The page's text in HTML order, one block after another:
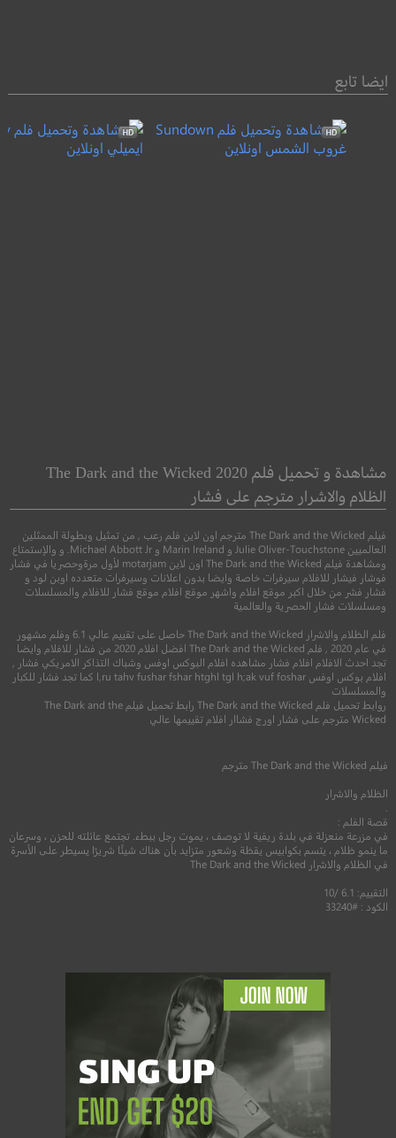
ايضا تابع
غروب الشمس
6.6
ايميلي
6.9
مشاهدة و تحميل فلم The Dark and the Wicked 2020
الظلام والاشرار مترجم على فشار
فيلم The Dark and the Wicked مترجم اون لاين فلم رعب , من تمثيل وبطولة الممثلين
العالميين Julie Oliver-Touchstone و Marin Ireland و Michael Abbott Jr. و والإستمتاع
ومشاهدة فيلم The Dark and the Wicked اون لاين motarjam لأول مرةوحصريا في فشار
فوشار فيشار للافلام سيرفرات خاصة وايضا بدون اعلانات وسيرفرات متعدده اوبن لود و
فشار فشر من خلال اكبر موقع افلام واشهر موقع افلام موقع فشار للافلام والمسلسلات
ومسلسلات فشار الحصرية والعالمية
فلم الظلام والاشرار The Dark and the Wicked حاصل على تقييم عالي 6.1 وفلم مشهور
في عام 2020 , فلم The Dark and the Wicked افضل افلام 2020 من فشار للافلام وايضا
تجد احدث الافلام افلام فشار مشاهده افلام البوكس اوفس وشباك التذاكر الامريكي فشار ,
افلام بوكس اوفس l,ru tahv fushar fshar htghl tgl h;ak vuf foshar كما تجد فشار للكبار
والمسلسلات
روابط تحميل فلم The Dark and the Wicked رابط تحميل فيلم The Dark and the
Wicked مترجم على فشار اورج فشاار افلام تقييمها عالي
فيلم The Dark and the Wickedمترجم
الظلام والاشرار
قصة الفلم :
في مزرعة منعزلة في بلدة ريفية لا توصف ، يموت رجل ببطء. تجتمع عائلته للحزن ، وسرعان
ما ينمو ظلام ، يتسم بكوابيس يقظة وشعور متزايد بأن هناك شيئًا شريرًا يسيطر على الأسرة
في الظلام والاشرار The Dark and the Wicked
التقييم: 6.1 /10
الكود : #33240